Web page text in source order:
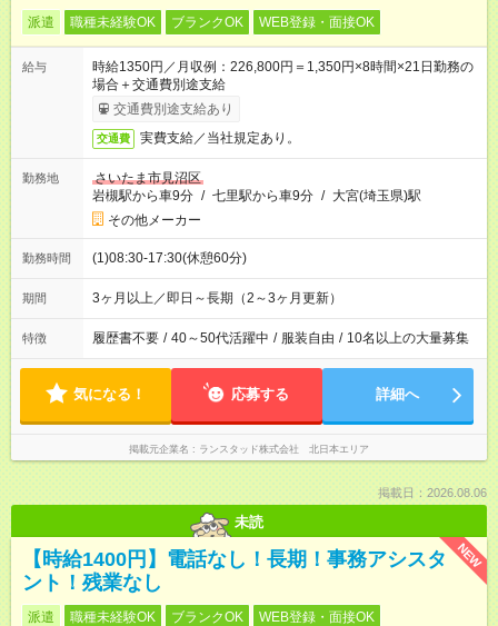
派遣 職種未経験OK ブランクOK WEB登録・面接OK
給与
時給1350円／月収例：226,800円＝1,350円×8時間×21日勤務の
場合＋交通費別途支給
交通費別途支給あり
交通費 実費支給／当社規定あり。
勤務地
さいたま市見沼区
岩槻駅から車9分 / 七里駅から車9分 / 大宮(埼玉県)駅
その他メーカー
勤務時間 (1)08:30-17:30(休憩60分)
期間 3ヶ月以上／即日～長期（2～3ヶ月更新）
特徴 履歴書不要 / 40～50代活躍中 / 服装自由 / 10名以上の大量募集
気になる！ 応募する 詳細へ
掲載元企業名 ランスタッド株式会社 北日本エリア
掲載日：2026.08.06
未読
NEW
【時給1400円】電話なし！長期！事務アシスタ
ント！残業なし
派遣 職種未経験OK ブランクOK WEB登録・面接OK